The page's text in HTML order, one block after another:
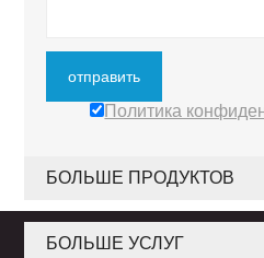
отправить
Политика
БОЛЬШЕ ПРОДУКТОВ
БОЛЬШЕ УСЛУГ